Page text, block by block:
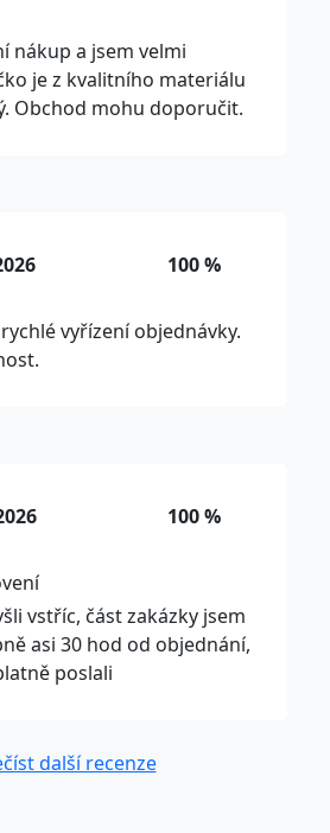
nákup a jsem velmi
je z kvalitního materiálu
Obchod mohu doporučit.
100 %
vyřízení objednávky.
100 %
vstříc, část zakázky jsem
asi 30 hod od objednání,
poslali
další recenze